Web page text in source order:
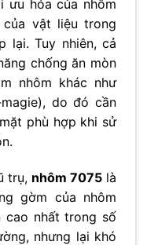
ưu hóa của nhôm
vật liệu trong
lại. Tuy nhiên, cả
chống ăn mòn
nhôm khác như
do đó cần
phù hợp khi sử
trụ, nhôm 7075là
gờm của nhôm
cao nhất trong số
nhưng lại khó